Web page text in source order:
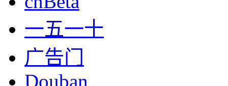
一五一十
广告门
Douban